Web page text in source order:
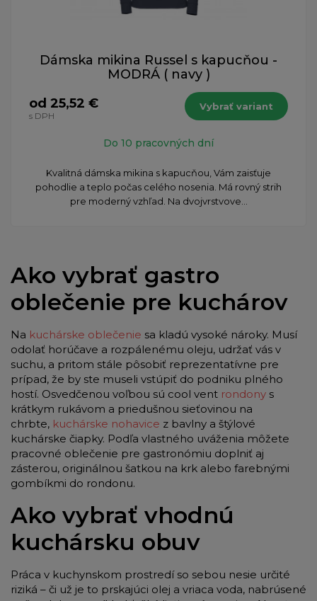
Dámska mikina Russel s kapucňou -
MODRÁ ( navy )
od 25,52 €
s DPH
Vybrať variant
Do 10 pracovných dní
Kvalitná dámska mikina s kapucňou, Vám zaisťuje
pohodlie a teplo počas celého nosenia. Má rovný strih
pre moderný vzhľad. Na dvojvrstvove...
Ako vybrať gastro
oblečenie pre kuchárov
Na kuchárske oblečenie sa kladú vysoké nároky. Musí
odolať horúčave a rozpálenému oleju, udržať vás v
suchu, a pritom stále pôsobiť reprezentatívne pre
prípad, že by ste museli vstúpiť do podniku plného
hostí. Osvedčenou voľbou sú cool vent rondony s
krátkym rukávom a priedušnou sieťovinou na
chrbte, kuchárske nohavice z bavlny a štýlové
kuchárske čiapky. Podľa vlastného uváženia môžete
pracovné oblečenie pre gastronómiu doplniť aj
zásterou, originálnou šatkou na krk alebo farebnými
gombíkmi do rondonu.
Ako vybrať vhodnú
kuchársku obuv
Práca v kuchynskom prostredí so sebou nesie určité
riziká – či už je to prskajúci olej a vriaca voda, nabrúsené